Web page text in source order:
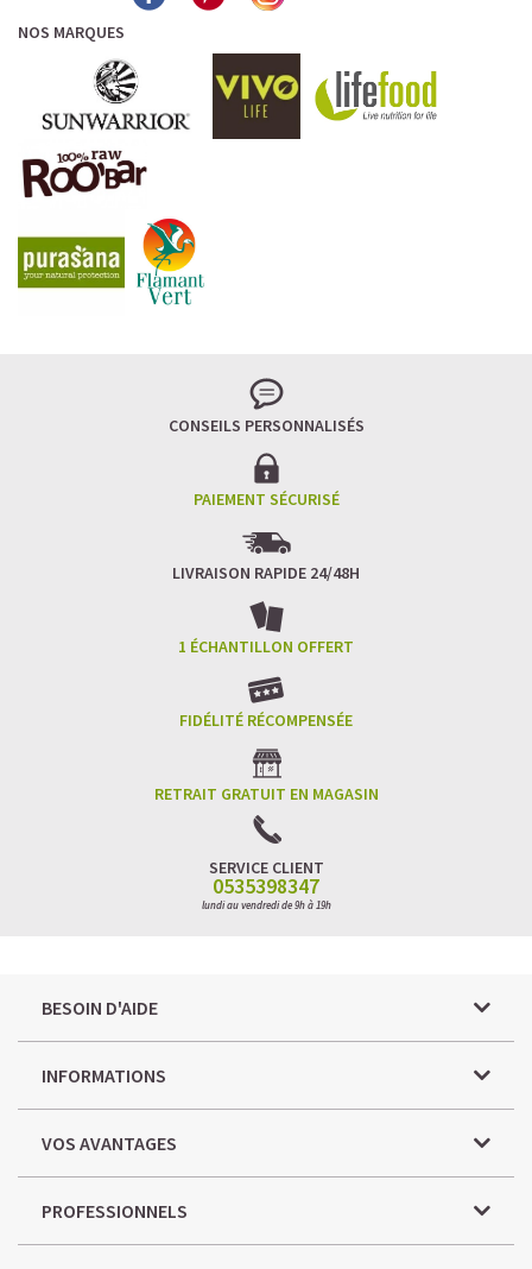
NOS MARQUES
CONSEILS PERSONNALISÉS
PAIEMENT SÉCURISÉ
LIVRAISON RAPIDE 24/48H
1 ÉCHANTILLON OFFERT
FIDÉLITÉ RÉCOMPENSÉE
RETRAIT GRATUIT EN MAGASIN
SERVICE CLIENT
0535398347
lundi au vendredi de 9h à 19h
BESOIN D'AIDE
INFORMATIONS
VOS AVANTAGES
PROFESSIONNELS